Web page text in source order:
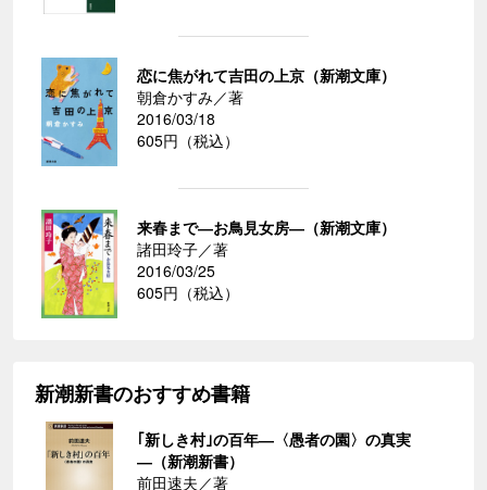
恋に焦がれて吉田の上京（新潮文庫）
朝倉かすみ／著
2016/03/18
605円（税込）
来春まで―お鳥見女房―（新潮文庫）
諸田玲子／著
2016/03/25
605円（税込）
新潮新書のおすすめ書籍
｢新しき村｣の百年―〈愚者の園〉の真実
―（新潮新書）
前田速夫／著